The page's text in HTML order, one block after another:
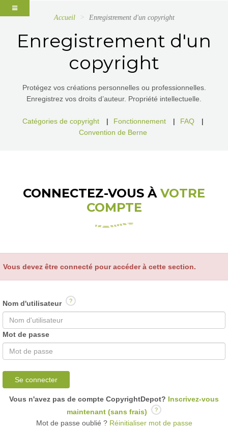
Accueil Enregistrement d'un copyright
Enregistrement d'un
copyright
Protégez vos créations personnelles ou professionnelles.
Enregistrez vos droits d’auteur. Propriété intellectuelle.
Catégories de copyright | Fonctionnement | FAQ
|
Convention de Berne
CONNECTEZ-VOUS À VOTRE
COMPTE
Vous devez être connecté pour accéder à cette section.
Nom d'utilisateur ?
Mot de passe
Se connecter
Vous n'avez pas de compte CopyrightDepot? Inscrivez-vous
maintenant (sans frais)
?
Mot de passe oublié ?Réinitialiser mot de passe